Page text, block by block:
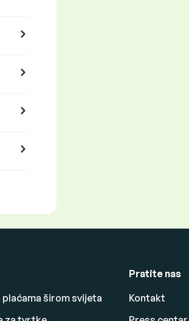
plaćama širom svijeta
Pratite nas
Kontakt